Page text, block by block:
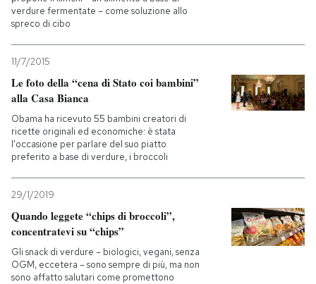
verdure fermentate – come soluzione allo
spreco di cibo
11/7/2015
Le foto della “cena di Stato coi bambini”
alla Casa Bianca
Obama ha ricevuto 55 bambini creatori di
ricette originali ed economiche: è stata
l'occasione per parlare del suo piatto
preferito a base di verdure, i broccoli
29/1/2019
Quando leggete “chips di broccoli”,
concentratevi su “chips”
Gli snack di verdure – biologici, vegani, senza
OGM, eccetera – sono sempre di più, ma non
sono affatto salutari come promettono